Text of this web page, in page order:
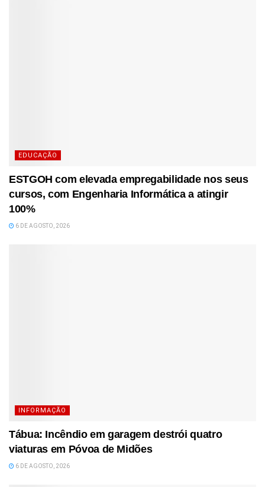
EDUCAÇÃO
ESTGOH com elevada empregabilidade nos seus
cursos, com Engenharia Informática a atingir
100%
6 DE AGOSTO, 2026
INFORMAÇÃO
Tábua: Incêndio em garagem destrói quatro
viaturas em Póvoa de Midões
6 DE AGOSTO, 2026